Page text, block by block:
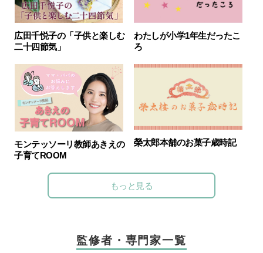
広田千悦子の「子供と楽しむ
二十四節気」
わたしが小学1年生だったこ
ろ
モンテッソーリ教師あきえの
子育てROOM
榮太郎本舗のお菓子歳時記
もっと見る
監修者・専門家一覧